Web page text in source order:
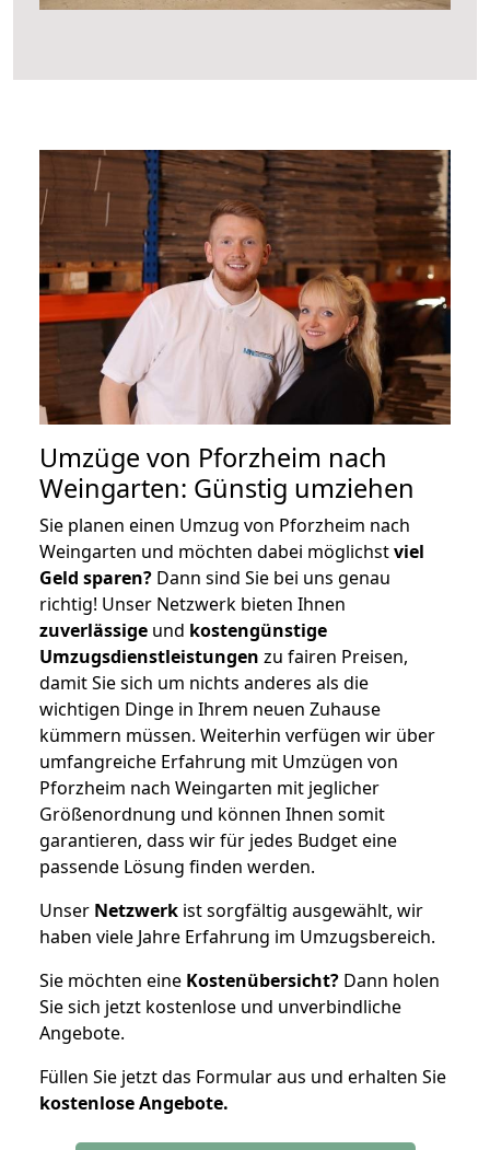
Umzüge von Pforzheim nach
Weingarten: Günstig umziehen
Sie planen einen Umzug von Pforzheim nach
Weingarten und möchten dabei möglichstviel
Geld sparen? Dann sind Sie bei uns genau
richtig! Unser Netzwerk bieten Ihnen
zuverlässige und kostengünstige
Umzugsdienstleistungen zu fairen Preisen,
damit Sie sich um nichts anderes als die
wichtigen Dinge in Ihrem neuen Zuhause
kümmern müssen. Weiterhin verfügen wir über
umfangreiche Erfahrung mit Umzügen von
Pforzheim nach Weingarten mit jeglicher
Größenordnung und können Ihnen somit
garantieren, dass wir für jedes Budget eine
passende Lösung finden werden.
Unser Netzwerk ist sorgfältig ausgewählt, wir
haben viele Jahre Erfahrung im Umzugsbereich.
Sie möchten eine Kostenübersicht? Dann holen
Sie sich jetzt kostenlose und unverbindliche
Angebote.
Füllen Sie jetzt das Formular aus und erhalten Sie
kostenloseAngebote.